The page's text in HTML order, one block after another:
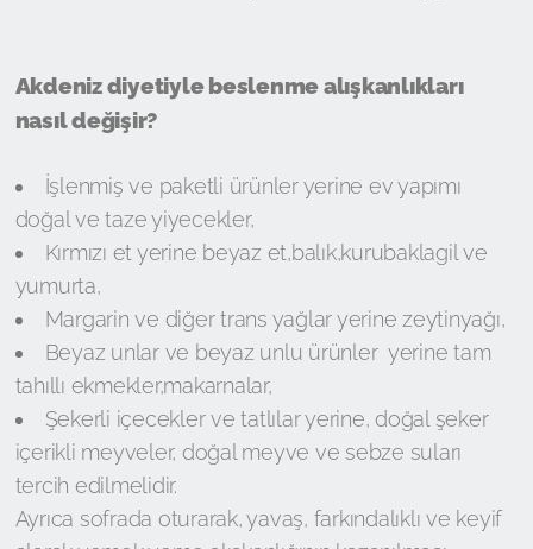
Akdeniz diyetiyle beslenme alışkanlıkları
nasıl değişir?
İşlenmiş ve paketli ürünler yerine ev yapımı
doğal ve taze yiyecekler,
Kırmızı et yerine beyaz et,balık,kurubaklagil ve
yumurta,
Margarin ve diğer trans yağlar yerine zeytinyağı,
Beyaz unlar ve beyaz unlu ürünler yerine tam
tahıllı ekmekler,makarnalar,
Şekerli içecekler ve tatlılar yerine, doğal şeker
içerikli meyveler, doğal meyve ve sebze suları
tercih edilmelidir.
Ayrıca sofrada oturarak, yavaş, farkındalıklı ve keyif